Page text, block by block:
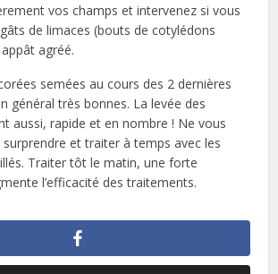
vos champs et intervenez si vous
de limaces (bouts de cotylédons
agréé.
semées au cours des 2 dernières
général très bonnes. La levée des
aussi, rapide et en nombre ! Ne vous
et traiter à temps avec les
Traiter tôt le matin, une forte
l’efficacité des traitements.